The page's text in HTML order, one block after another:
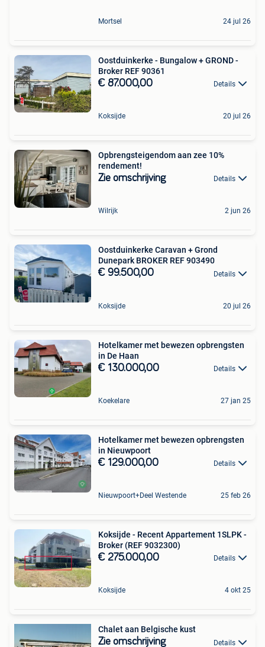
Mortsel 24 jul 26
Oostduinkerke - Bungalow + GROND -
Broker REF 90361
€ 87.000,00 Details
Koksijde 20 jul 26
Opbrengsteigendom aan zee 10%
rendement!
Zie omschrijving Details
Wilrijk 2 jun 26
Oostduinkerke Caravan + Grond
Dunepark BROKER REF 903490
€ 99.500,00 Details
Koksijde 20 jul 26
Hotelkamer met bewezen opbrengsten
in De Haan
€ 130.000,00 Details
Koekelare 27 jan 25
Hotelkamer met bewezen opbrengsten
in Nieuwpoort
€ 129.000,00 Details
Nieuwpoort+Deel Westende 25 feb 26
Koksijde - Recent Appartement 1SLPK -
Broker (REF 9032300)
€ 275.000,00 Details
Koksijde 4 okt 25
Chalet aan Belgische kust
Zie omschrijving Details